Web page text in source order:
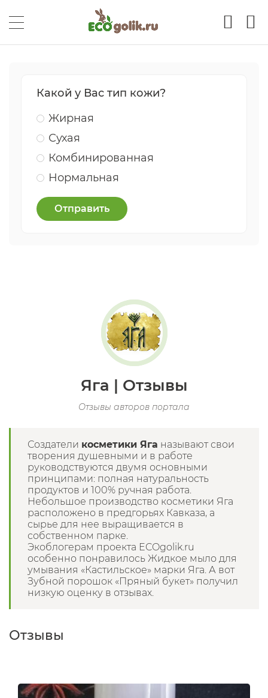
Какой у Вас тип кожи?
Жирная
Сухая
Комбинированная
Нормальная
Отправить
Яга | Отзывы
Отзывы авторов портала
Создатели косметики Яга называют свои
творения душевными и в работе
руководствуются двумя основными
принципами: полная натуральность
продуктов и 100% ручная работа.
Небольшое производство косметики Яга
расположено в предгорьях Кавказа, а
сырье для нее выращивается в
собственном парке.
Экоблогерам проекта ECOgolik.ru
особенно понравилось Жидкое мыло для
умывания «Кастильское» марки Яга. А вот
Зубной порошок «Пряный букет» получил
низкую оценку в отзывах.
Отзывы